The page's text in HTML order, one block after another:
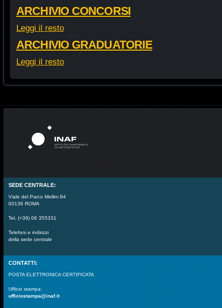
ARCHIVIO CONCORSI
Leggi il resto
ARCHIVIO GRADUATORIE
Leggi il resto
SEDE CENTRALE:
Viale del Parco Mellini 84
00136 ROMA
Tel. (+39) 06 355331
Telefoni e indirizzi
della sede centrale
CONTATTI:
POSTA ELETTRONICA CERTIFICATA
Ufficio stampa:
ufficiostampa@inaf.it